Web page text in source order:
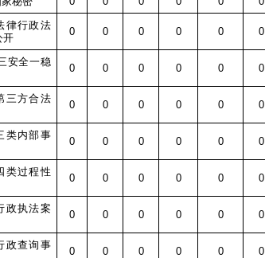
律行政法
开
0 0 0 0 0 0
安全一稳
0 0 0 0 0 0
三方合法
0 0 0 0 0 0
类内部事
0 0 0 0 0 0
类过程性
0 0 0 0 0 0
政执法案
0 0 0 0 0 0
政查询事
0 0 0 0 0 0